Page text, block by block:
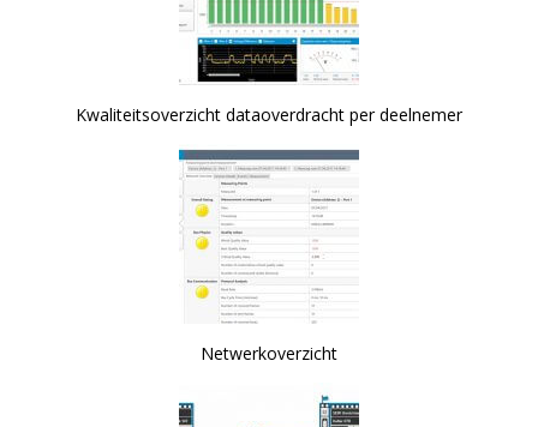
Kwaliteitsoverzicht dataoverdracht per deelnemer
Netwerkoverzicht